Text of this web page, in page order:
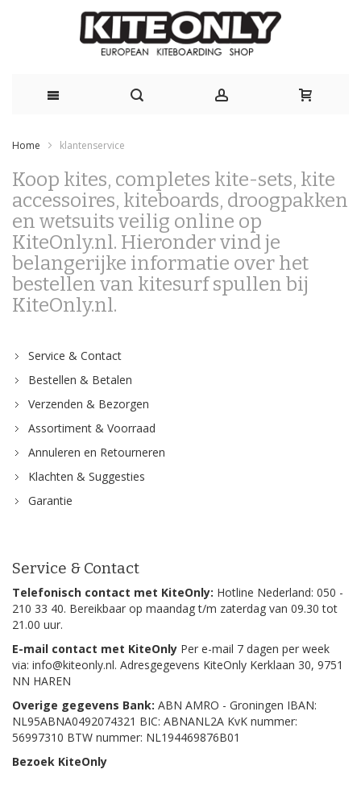
Content
Home klantenservice
Koop kites, completes kite-sets, kite
accessoires, kiteboards, droogpakken
en wetsuits veilig online op
KiteOnly.nl. Hieronder vind je
belangerijke informatie over het
bestellen van kitesurf spullen bij
KiteOnly.nl.
Service & Contact
Bestellen & Betalen
Verzenden & Bezorgen
Assortiment & Voorraad
Annuleren en Retourneren
Klachten & Suggesties
Garantie
Service & Contact
Telefonisch contact met KiteOnly: Hotline Nederland: 050 -
210 33 40. Bereikbaar op maandag t/m zaterdag van 09.30 tot
21.00 uur.
E-mail contact met KiteOnly Per e-mail 7 dagen per week
via: info@kiteonly.nl. Adresgegevens KiteOnly Kerklaan 30, 9751
NN HAREN
Overige gegevens Bank: ABN AMRO - Groningen IBAN:
NL95ABNA0492074321 BIC: ABNANL2A KvK nummer:
56997310 BTW nummer: NL194469876B01
Bezoek KiteOnly